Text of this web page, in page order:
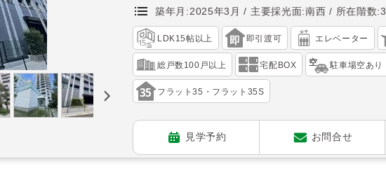
築年月:2025年3月 主要採光面:南西 所在階数
LDK15帖以上 即引渡可 エレベーター
総戸数100戸以上 宅配BOX 駐車場空あり
フラット35・フラット35S
見学予約 お問合せ